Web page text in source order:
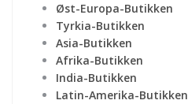
Øst-Europa-Butikken
Tyrkia-Butikken
Asia-Butikken
Afrika-Butikken
India-Butikken
Latin-Amerika-Butikken